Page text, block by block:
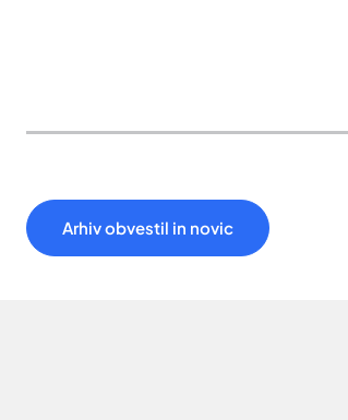
Arhiv obvestil in novic